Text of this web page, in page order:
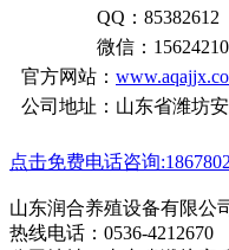
QQ：85382612
微信：
官方网站：
公司地址：山东省潍坊
点击免费电话咨询
山东润合养殖设备有限
热线电话：0536-4212670